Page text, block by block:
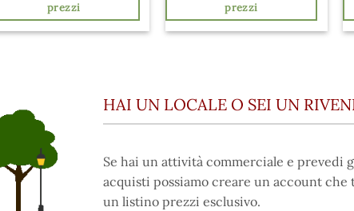
prezzi
prezzi
HAI UN LOCALE O SEI UN
Se hai un attività commerciale e prevedi
acquisti possiamo creare un account
un listino prezzi esclusivo.